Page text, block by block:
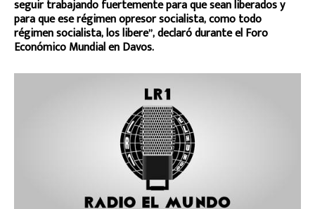
seguir trabajando fuertemente para que sean liberados y
para que ese régimen opresor socialista, como todo
régimen socialista, los libere”, declaró durante el Foro
Económico Mundial en Davos.